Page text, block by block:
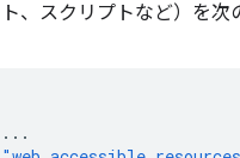
ト、スクリプトなど）を次
...